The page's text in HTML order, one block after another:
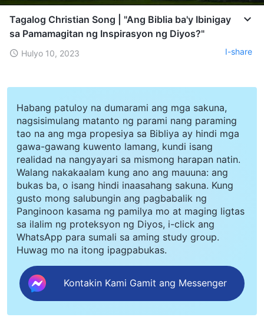
Tagalog Christian Song | "Ang Biblia ba'y Ibinigay
sa Pamamagitan ng Inspirasyon ng Diyos?"
Hulyo 10, 2023 I-share
Habang patuloy na dumarami ang mga sakuna,
nagsisimulang matanto ng parami nang paraming
tao na ang mga propesiya sa Bibliya ay hindi mga
gawa-gawang kuwento lamang, kundi isang
realidad na nangyayari sa mismong harapan natin.
Walang nakakaalam kung ano ang mauuna: ang
bukas ba, o isang hindi inaasahang sakuna. Kung
gusto mong salubungin ang pagbabalik ng
Panginoon kasama ng pamilya mo at maging ligtas
sa ilalim ng proteksyon ng Diyos, i-click ang
WhatsApp para sumali sa aming study group.
Huwag mo na itong ipagpabukas.
Kontakin Kami Gamit ang Messenger